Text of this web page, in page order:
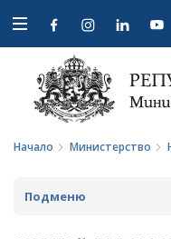
Open
navigation
Начало Министерство
Подменю